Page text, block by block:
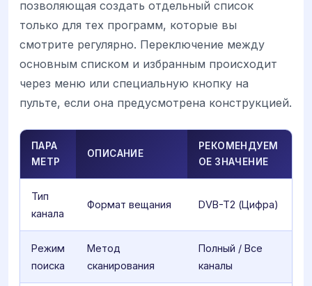
позволяющая создать отдельный список
только для тех программ, которые вы
смотрите регулярно. Переключение между
основным списком и избранным происходит
через меню или специальную кнопку на
пульте, если она предусмотрена конструкцией.
ПАРА
МЕТР
ОПИСАНИЕ
РЕКОМЕНДУЕМ
ОЕ ЗНАЧЕНИЕ
Тип
канала
Формат вещания DVB-T2 (Цифра)
Режим
поиска
Метод
сканирования
Полный / Все
каналы